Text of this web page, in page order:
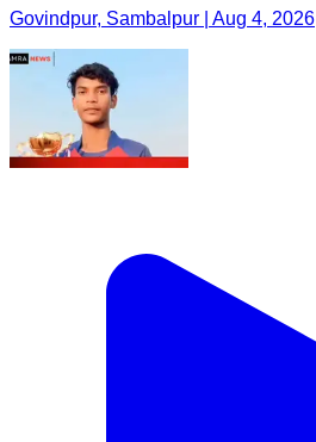
Govindpur, Sambalpur | Aug 4, 2026